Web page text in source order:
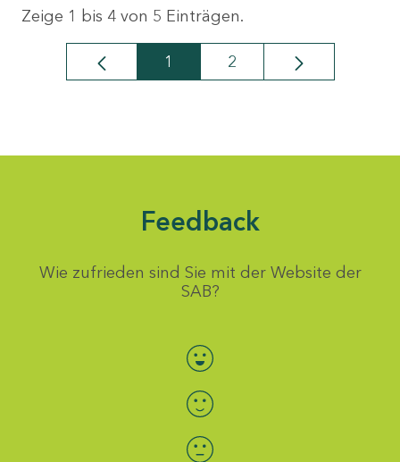
Zeige 1 bis 4 von 5 Einträgen.
Seite
1 Seite
2
Feedback
Wie zufrieden sind Sie mit der Website der
SAB?
Bewertung auswählen